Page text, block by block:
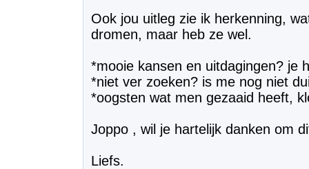
Ook jou uitleg zie ik herkenning,
dromen, maar heb ze wel.
*mooie kansen en uitdagingen? je
*niet ver zoeken? is me nog niet
*oogsten wat men gezaaid heeft,
Joppo , wil je hartelijk danken om
Liefs.